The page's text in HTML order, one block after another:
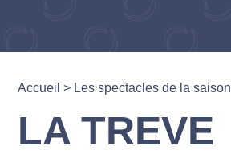
Accueil > Les spectacles de la saison
LA TREVE